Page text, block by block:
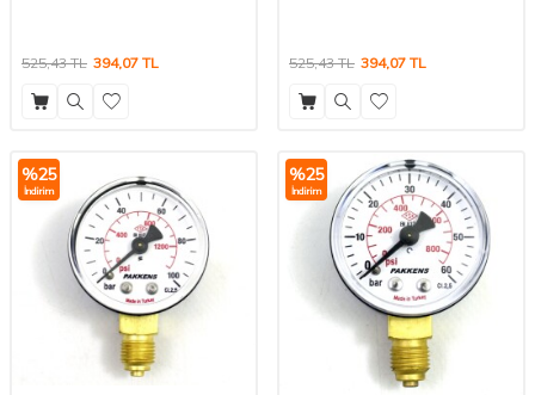
525,43TL 394,07 TL 525,43TL 394,07 TL
%25
İndirim
%25
İndirim